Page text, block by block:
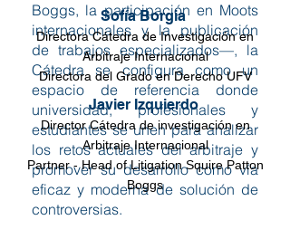
Boggs, la participación en Moots
internacionales y la publicación
de trabajos especializados—, la
Cátedra se configura como un
espacio de referencia donde
universidad, profesionales y
estudiantes se unen para analizar
los retos actuales del arbitraje y
promover su desarrollo como vía
eficaz y moderna de solución de
controversias.
Sofía Borgia
Directora Cátedra de Investigación en
Arbitraje Internacional
Directora del Grado en Derecho UFV
Javier Izquierdo
Director Cátedra de investigación en
Arbitraje Internacional
Partner - Head of Litigation Squire Patton
Boggs